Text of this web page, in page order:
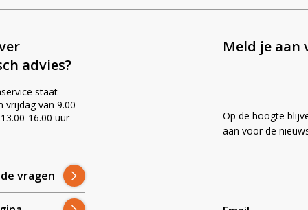
advies?
staat
vrijdag van 9.00-
16.00 uur
vragen
Meld je aan
Op de hoogte
aan voor de